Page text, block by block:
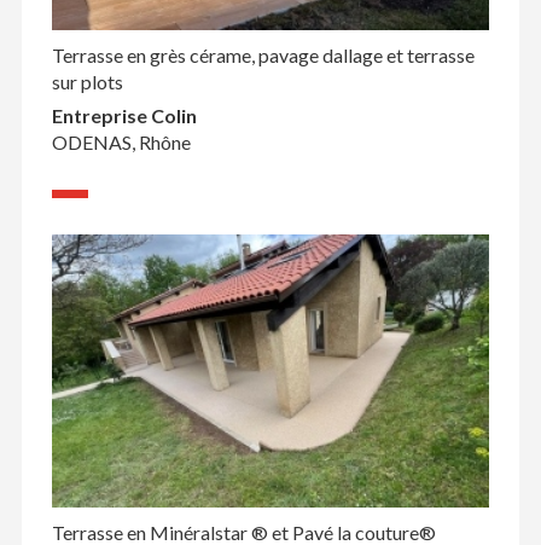
Terrasse en grès cérame, pavage dallage et terrasse
sur plots
Entreprise Colin
ODENAS, Rhône
Terrasse en Minéralstar ® et Pavé la couture®